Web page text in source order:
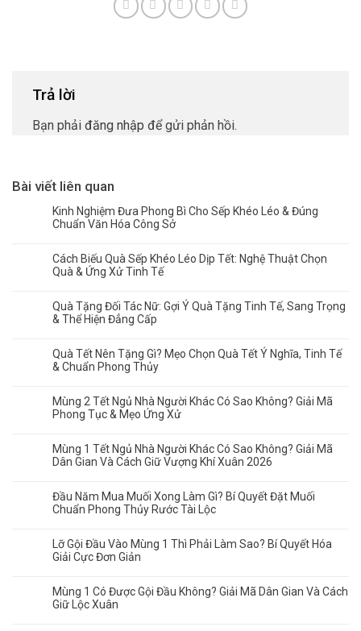
Trả lời
Bạn phải đăng nhập để gửi phản hồi.
Bài viết liên quan
Kinh Nghiệm Đưa Phong Bì Cho Sếp Khéo Léo & Đúng
Chuẩn Văn Hóa Công Sở
Cách Biếu Quà Sếp Khéo Léo Dịp Tết: Nghệ Thuật Chọn
Quà & Ứng Xử Tinh Tế
Quà Tặng Đối Tác Nữ: Gợi Ý Quà Tặng Tinh Tế, Sang Trọng
& Thể Hiện Đẳng Cấp
Quà Tết Nên Tặng Gì? Mẹo Chọn Quà Tết Ý Nghĩa, Tinh Tế
& Chuẩn Phong Thủy
Mùng 2 Tết Ngủ Nhà Người Khác Có Sao Không? Giải Mã
Phong Tục & Mẹo Ứng Xử
Mùng 1 Tết Ngủ Nhà Người Khác Có Sao Không? Giải Mã
Dân Gian Và Cách Giữ Vượng Khí Xuân 2026
Đầu Năm Mua Muối Xong Làm Gì? Bí Quyết Đặt Muối
Chuẩn Phong Thủy Rước Tài Lộc
Lỡ Gội Đầu Vào Mùng 1 Thì Phải Làm Sao? Bí Quyết Hóa
Giải Cực Đơn Giản
Mùng 1 Có Được Gội Đầu Không? Giải Mã Dân Gian Và Cách
Giữ Lộc Xuân